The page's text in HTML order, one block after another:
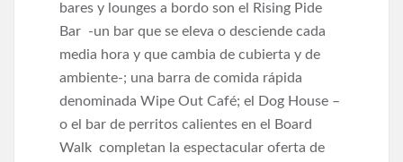
bares y lounges a bordo son el Rising Pide
Bar -un bar que se eleva o desciende cada
media hora y que cambia de cubierta y de
ambiente-; una barra de comida rápida
denominada Wipe Out Café; el Dog House –
o el bar de perritos calientes en el Board
Walk completan la espectacular oferta de